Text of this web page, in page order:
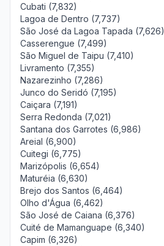
Cubati (7,832)
Lagoa de Dentro (7,737)
São José da Lagoa Tapada (7,626)
Casserengue (7,499)
São Miguel de Taipu (7,410)
Livramento (7,355)
Nazarezinho (7,286)
Junco do Seridó (7,195)
Caiçara (7,191)
Serra Redonda (7,021)
Santana dos Garrotes (6,986)
Areial (6,900)
Cuitegi (6,775)
Marizópolis (6,654)
Maturéia (6,630)
Brejo dos Santos (6,464)
Olho d'Água (6,462)
São José de Caiana (6,376)
Cuité de Mamanguape (6,340)
Capim (6,326)